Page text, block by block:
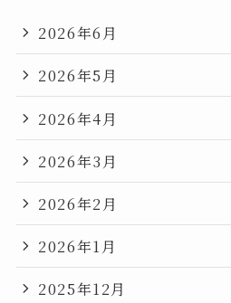
2026年6月
2026年5月
2026年4月
2026年3月
2026年2月
2026年1月
2025年12月